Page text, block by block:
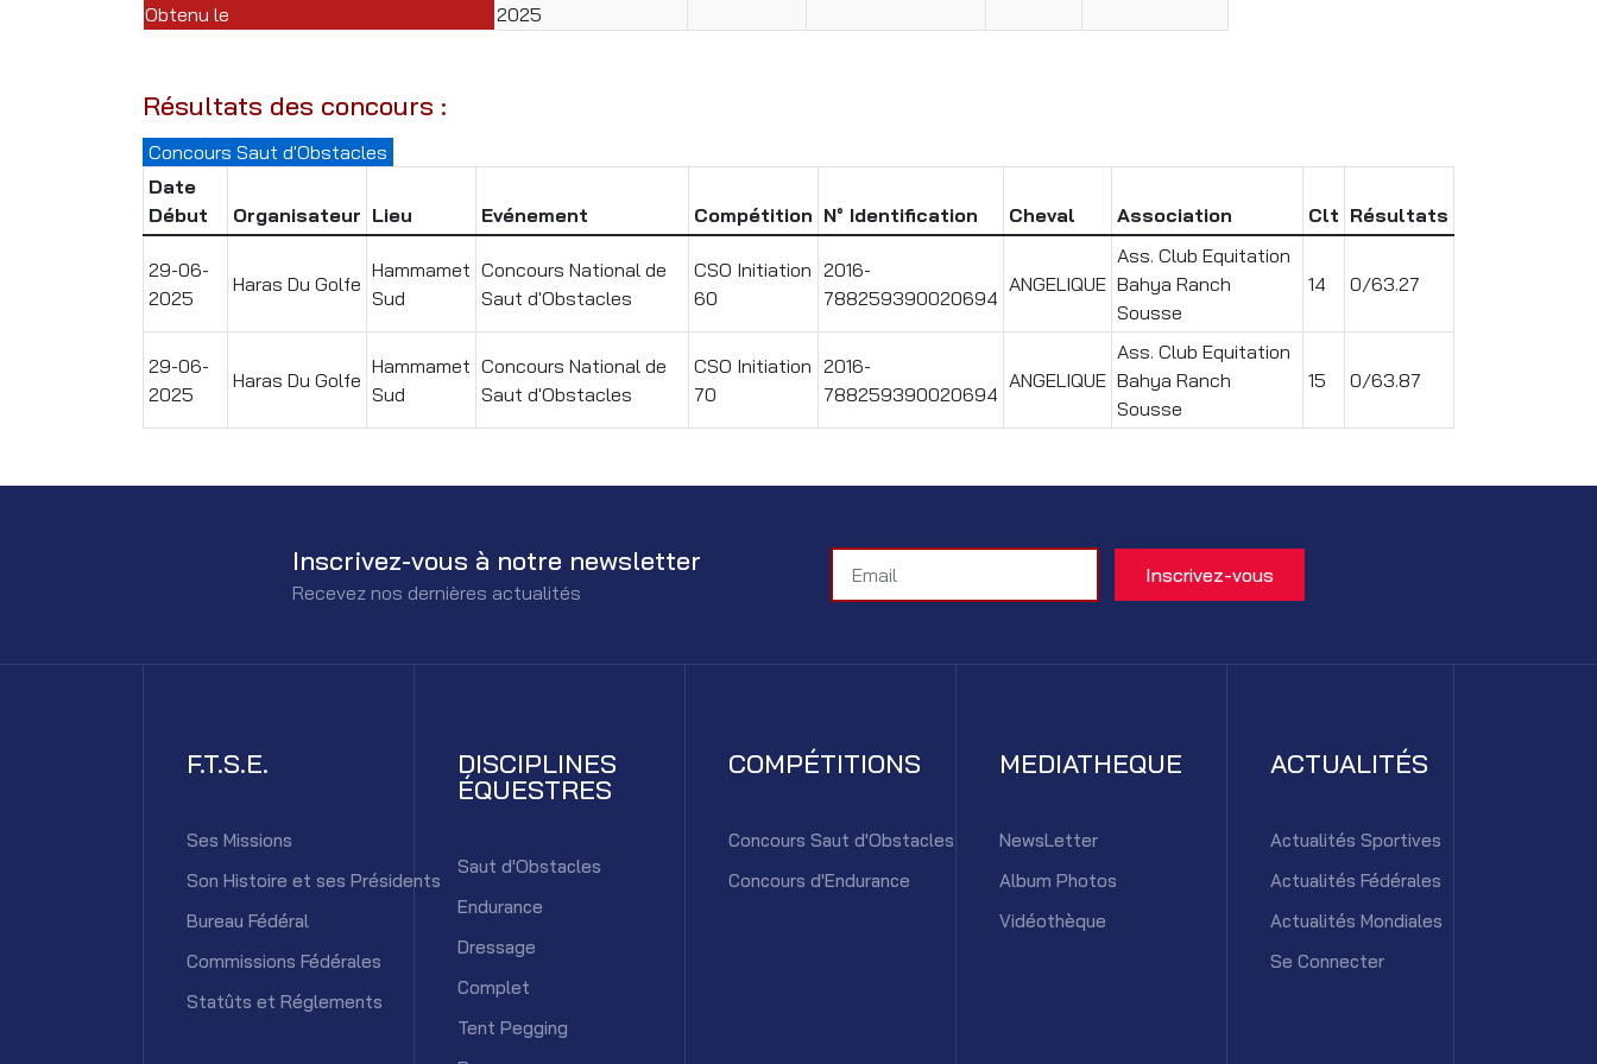
Obtenu le
2025
Résultats des concours :
Concours Saut d'Obstacles
Date
Début
Organisateur Lieu Evénement Compétition N° Identification Cheval Association Clt Résultats
29-06-
2025
Haras Du Golfe
Hammamet
Sud
Concours National de
Saut d'Obstacles
CSO Initiation
60
2016-
788259390020694
ANGELIQUE
Ass. Club Equitation
Bahya Ranch
Sousse
14 0/63.27
29-06-
2025
Haras Du Golfe
Hammamet
Sud
Concours National de
Saut d'Obstacles
CSO Initiation
70
2016-
788259390020694
ANGELIQUE
Ass. Club Equitation
Bahya Ranch
Sousse
15 0/63.87
Inscrivez-vous à notre newsletter
Recevez nos dernières actualités
F.T.S.E.
Ses Missions
Son Histoire et ses Présidents
Bureau Fédéral
Commissions Fédérales
Statûts et Réglements
DISCIPLINES
ÉQUESTRES
Saut d'Obstacles
Endurance
Dressage
Complet
Tent Pegging
COMPÉTITIONS
Concours Saut d'Obstacles
Concours d'Endurance
MEDIATHEQUE
NewsLetter
Album Photos
Vidéothèque
ACTUALITÉS
Actualités Sportives
Actualités Fédérales
Actualités Mondiales
Se Connecter